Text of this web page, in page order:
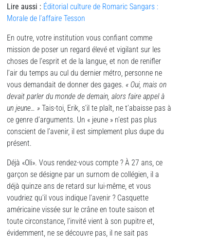
Lire aussi : Éditorial culture de Romaric Sangars :
Morale de l’affaire Tesson
En outre, votre institution vous confiant comme
mission de poser un regard élevé et vigilant sur les
choses de l’esprit et de la langue, et non de renifler
l’air du temps au cul du dernier métro, personne ne
vous demandait de donner des gages. « Oui, mais on
devait parler du monde de demain, alors faire appel à
un jeune… » Tais-toi, Erik, s’il te plaît, ne t’abaisse pas à
ce genre d’arguments. Un « jeune » n’est pas plus
conscient de l’avenir, il est simplement plus dupe du
présent.
Déjà «Oli». Vous rendez-vous compte ? À 27 ans, ce
garçon se désigne par un surnom de collégien, il a
déjà quinze ans de retard sur lui-même, et vous
voudriez qu’il vous indique l’avenir ? Casquette
américaine vissée sur le crâne en toute saison et
toute circonstance, l’invité vient à son pupitre et,
évidemment, ne se découvre pas, il ne sait pas